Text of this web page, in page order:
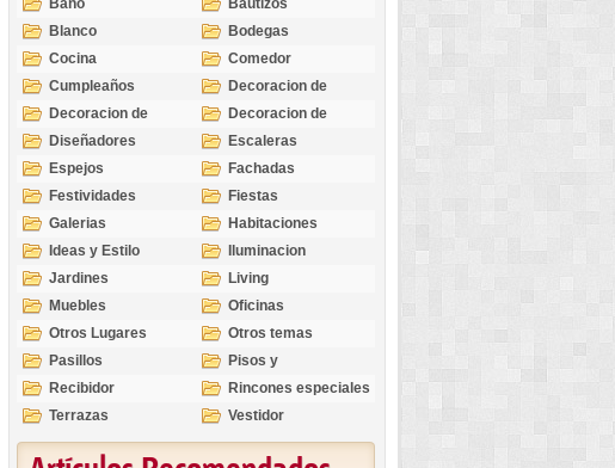
Baño
Bautizos
Blanco
Bodegas
Cocina
Comedor
Cumpleaños
Decoracion de
Exteriores
Decoracion de
Interiores
Decoracion de
Ocasiones
Diseñadores
Escaleras
Espejos
Fachadas
Festividades
Fiestas
Galerias
Habitaciones
Ideas y Estilo
Iluminacion
Jardines
Living
Muebles
Oficinas
Otros Lugares
Otros temas
Pasillos
Pisos y
revestimientos
Recibidor
Rincones especiales
Terrazas
Vestidor